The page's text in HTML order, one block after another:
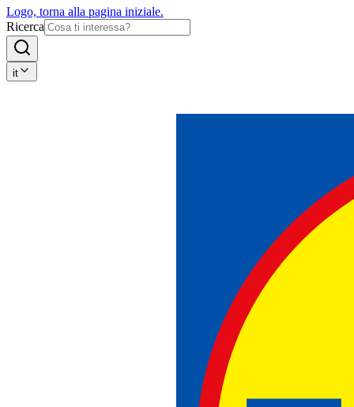
Logo, torna alla pagina iniziale.
Ricerca
it